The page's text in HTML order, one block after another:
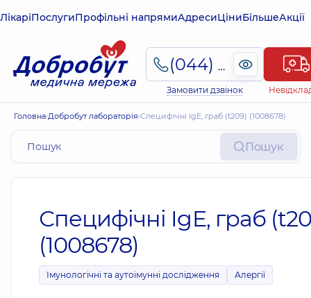
ЛікаріПослугиПрофільні напрямиАдресиЦіниБільшеАкції
(044) 495-2-888
Замовити дзвінок
Головна Добробут лабораторія Специфічні IgE, граб (t209) (1008678)
Пошук
Специфічні IgE, граб
(1008678)
Імунологічні та аутоімунні дослідження Алергії